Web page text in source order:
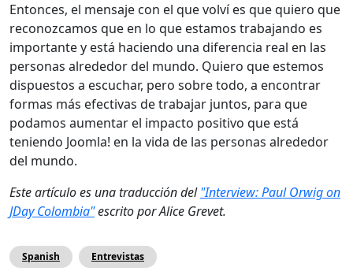
Entonces, el mensaje con el que volví es que quiero que
reconozcamos que en lo que estamos trabajando es
importante y está haciendo una diferencia real en las
personas alrededor del mundo. Quiero que estemos
dispuestos a escuchar, pero sobre todo, a encontrar
formas más efectivas de trabajar juntos, para que
podamos aumentar el impacto positivo que está
teniendo Joomla! en la vida de las personas alrededor
del mundo.
Este artículo es una traducción del"Interview: Paul Orwig on
JDay Colombia"escrito por Alice Grevet.
Spanish Entrevistas